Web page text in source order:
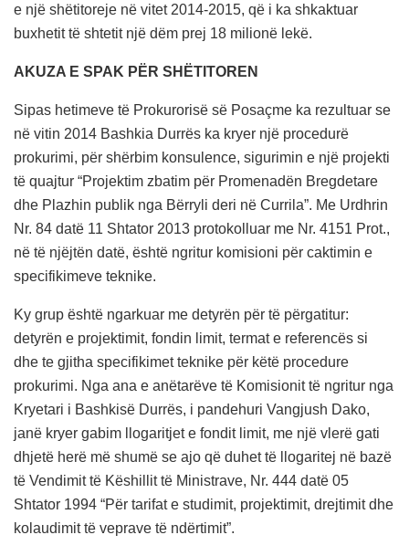
e një shëtitoreje në vitet 2014-2015, që i ka shkaktuar
buxhetit të shtetit një dëm prej 18 milionë lekë.
AKUZA E SPAK PËR SHËTITOREN
Sipas hetimeve të Prokurorisë së Posaçme ka rezultuar se
në vitin 2014 Bashkia Durrës ka kryer një procedurë
prokurimi, për shërbim konsulence, sigurimin e një projekti
të quajtur “Projektim zbatim për Promenadën Bregdetare
dhe Plazhin publik nga Bërryli deri në Currila”. Me Urdhrin
Nr. 84 datë 11 Shtator 2013 protokolluar me Nr. 4151 Prot.,
në të njëjtën datë, është ngritur komisioni për caktimin e
specifikimeve teknike.
Ky grup është ngarkuar me detyrën për të përgatitur:
detyrën e projektimit, fondin limit, termat e referencës si
dhe te gjitha specifikimet teknike për këtë procedure
prokurimi. Nga ana e anëtarëve të Komisionit të ngritur nga
Kryetari i Bashkisë Durrës, i pandehuri Vangjush Dako,
janë kryer gabim llogaritjet e fondit limit, me një vlerë gati
dhjetë herë më shumë se ajo që duhet të llogaritej në bazë
të Vendimit të Këshillit të Ministrave, Nr. 444 datë 05
Shtator 1994 “Për tarifat e studimit, projektimit, drejtimit dhe
kolaudimit të veprave të ndërtimit”.